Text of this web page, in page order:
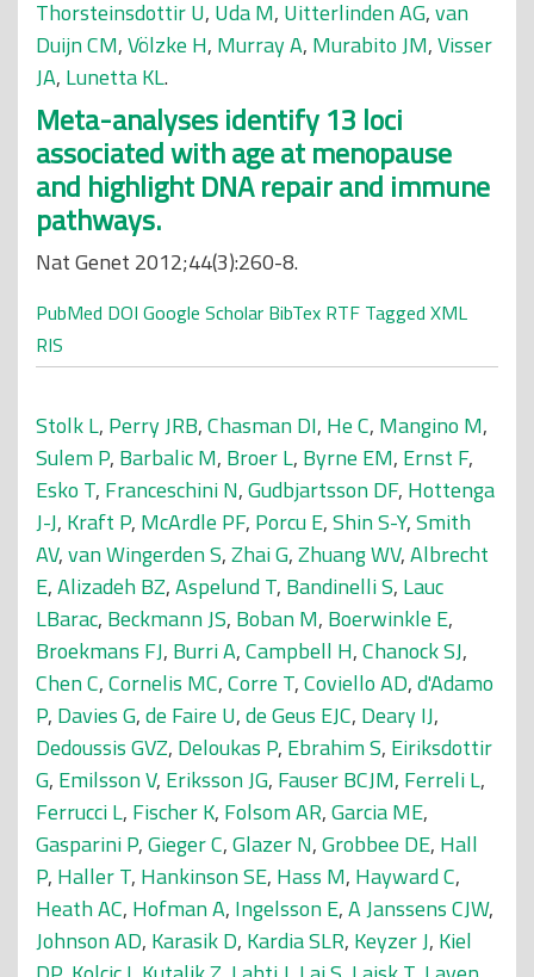
Thorsteinsdottir U, Uda M, Uitterlinden AG,van
Duijn CM,Völzke H, Murray A, Murabito JM,Visser
JA, Lunetta KL.
Meta-analyses identify 13 loci
associated with age at menopause
and highlight DNA repair and immune
pathways.
Nat Genet 2012;44(3):260-8.
PubMed DOI Google Scholar BibTex RTF Tagged XML
RIS
Stolk L, Perry JRB,Chasman DI, He C, Mangino M,
Sulem P, Barbalic M, Broer L, Byrne EM, Ernst F,
Esko T, Franceschini N,Gudbjartsson DF, Hottenga
J-J, Kraft P, McArdle PF, Porcu E,Shin S-Y,Smith
AV,van Wingerden S,Zhai G,Zhuang WV,Albrecht
E,Alizadeh BZ,Aspelund T, Bandinelli S, Lauc
LBarac, Beckmann JS, Boban M, Boerwinkle E,
Broekmans FJ, Burri A,Campbell H,Chanock SJ,
Chen C,Cornelis MC,Corre T,Coviello AD,d'Adamo
P, Davies G,de Faire U,de Geus EJC, Deary IJ,
Dedoussis GVZ, Deloukas P, Ebrahim S, Eiriksdottir
G, Emilsson V, Eriksson JG, Fauser BCJM, Ferreli L,
Ferrucci L, Fischer K, Folsom AR,Garcia ME,
Gasparini P,Gieger C,Glazer N,Grobbee DE, Hall
P, Haller T, Hankinson SE, Hass M, Hayward C,
Heath AC, Hofman A, Ingelsson E,A Janssens CJW,
Johnson AD, Karasik D, Kardia SLR, Keyzer J, Kiel